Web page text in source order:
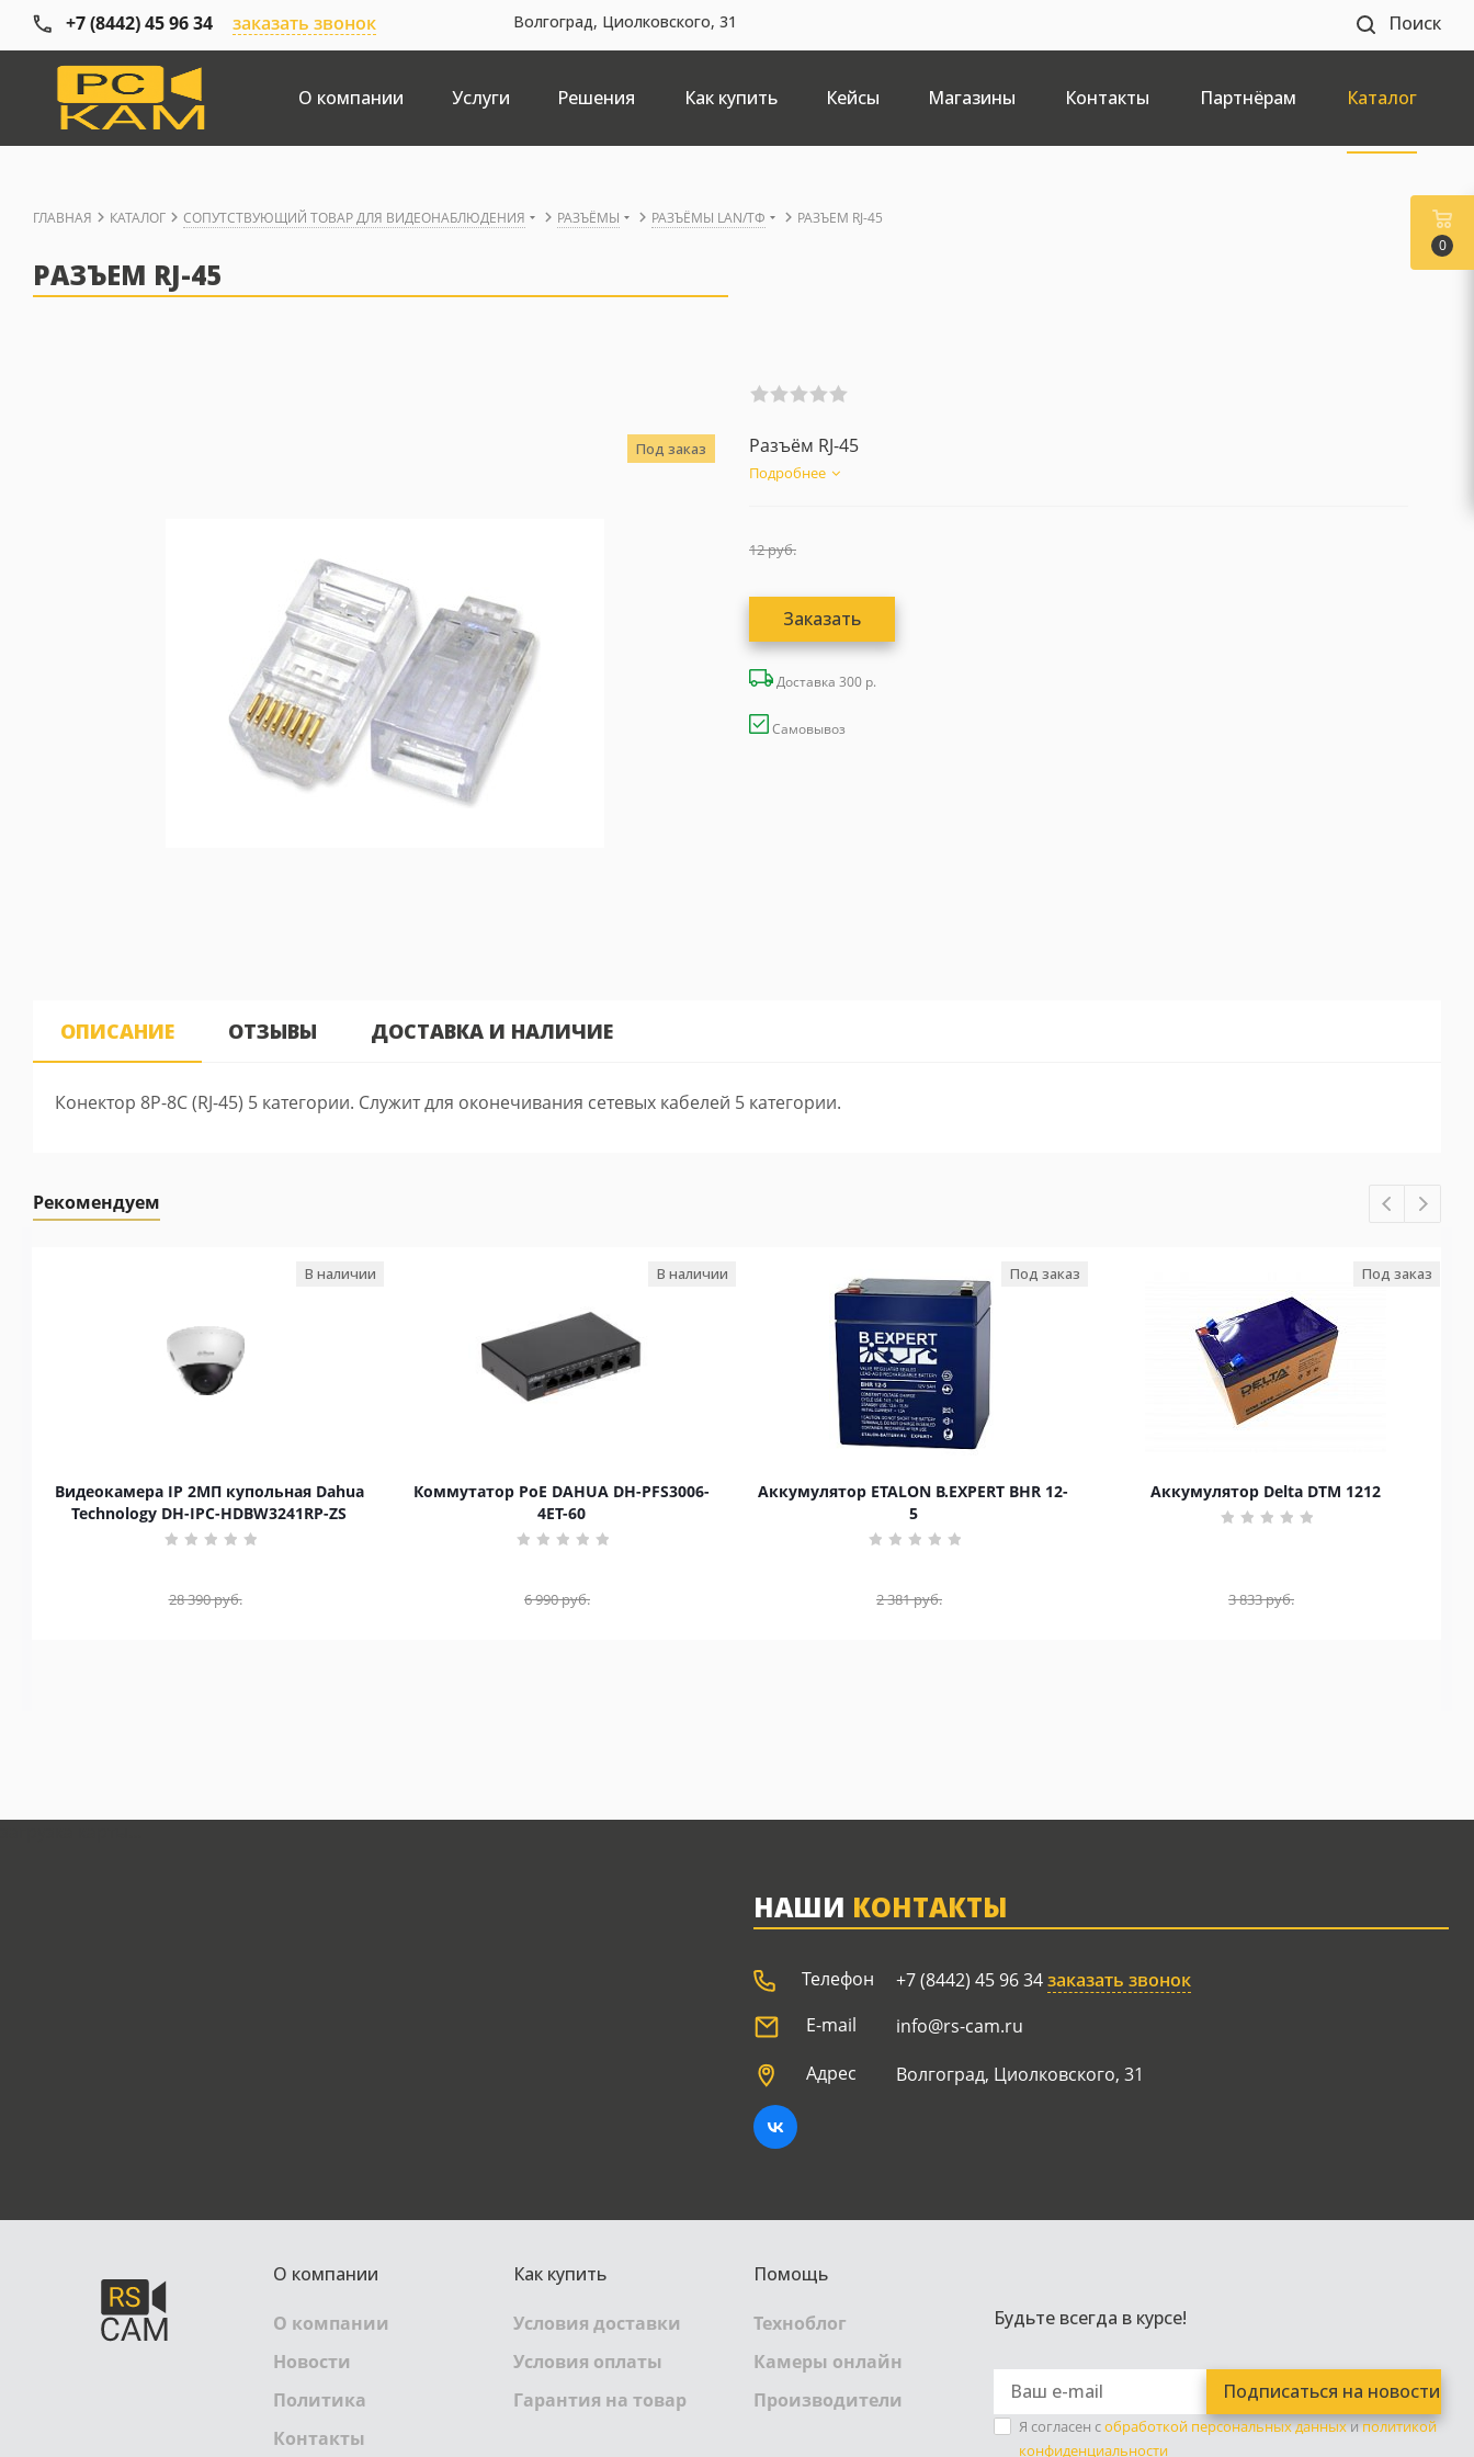
+7 (8442) 45 96 34 заказать звонок Волгоград, Циолковского, 31 Поиск
О компании Услуги Решения Как купить Кейсы Магазины Контакты Партнёрам Каталог
ГЛАВНАЯ КАТАЛОГ СОПУТСТВУЮЩИЙ ТОВАР ДЛЯ ВИДЕОНАБЛЮДЕНИЯ РАЗЪЁМЫ РАЗЪЁМЫ LAN/ТФ РАЗЪЕМ RJ-45
РАЗЪЕМ RJ-45
Под заказ Разъём RJ-45
Подробнее
12руб.
Заказать
Доставка 300 р.
Самовывоз
ОПИСАНИЕ ОТЗЫВЫ ДОСТАВКА И НАЛИЧИЕ
Конектор 8P-8C (RJ-45) 5 категории. Служит для оконечивания сетевых кабелей 5 категории.
Рекомендуем
Видеокамера IP 2МП купольная Dahua
Technology DH-IPC-HDBW3241RP-ZS
В наличии
28 390руб.
Коммутатор PoE DAHUA DH-PFS3006-
4ET-60
В наличии
6 990руб.
Аккумулятор ETALON B.EXPERT BHR 12-
5
Под заказ
2 381руб.
Аккумулятор Delta DTM 1212
Под заказ
3 833руб.
НАШИ КОНТАКТЫ
Телефон +7 (8442) 45 96 34заказать звонок
E-mail
info@rs-cam.ru
Адрес
Волгоград, Циолковского, 31
О компании
О компании
Новости
Политика
Контакты
Как купить
Условия доставки
Условия оплаты
Гарантия на товар
Помощь
Техноблог
Камеры онлайн
Производители
Будьте всегда в курсе!
Я согласен собработкой персональных данныхиполитикой
конфиденциальности
0